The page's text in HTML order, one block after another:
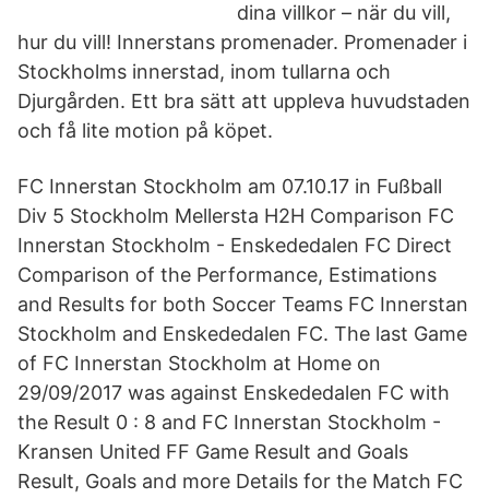
dina villkor – när du vill,
hur du vill! Innerstans promenader. Promenader i
Stockholms innerstad, inom tullarna och
Djurgården. Ett bra sätt att uppleva huvudstaden
och få lite motion på köpet.
FC Innerstan Stockholm am 07.10.17 in Fußball
Div 5 Stockholm Mellersta H2H Comparison FC
Innerstan Stockholm - Enskededalen FC Direct
Comparison of the Performance, Estimations
and Results for both Soccer Teams FC Innerstan
Stockholm and Enskededalen FC. The last Game
of FC Innerstan Stockholm at Home on
29/09/2017 was against Enskededalen FC with
the Result 0 : 8 and FC Innerstan Stockholm -
Kransen United FF Game Result and Goals
Result, Goals and more Details for the Match FC